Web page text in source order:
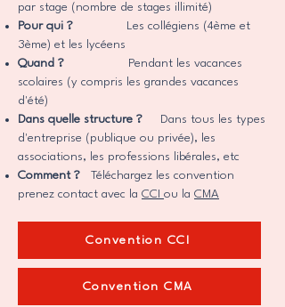
par stage (nombre de stages illimité)
Pour qui ? Les collégiens (4ème et
3ème) et les lycéens
Quand ? Pendant les vacances
scolaires (y compris les grandes vacances
d'été)
Dans quelle structure ? Dans tous les types
d'entreprise (publique ou privée), les
associations, les professions libérales, etc
Comment ? Téléchargez les convention
prenez contact avec la CCI ou la CMA
Convention CCI
Convention CMA